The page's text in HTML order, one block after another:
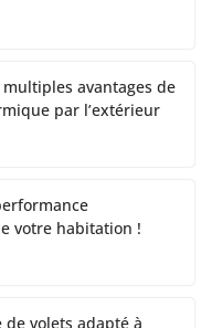
multiples avantages de
par l’extérieur
votre habitation !
de volets adapté à